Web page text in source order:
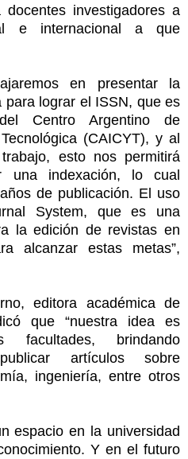
investigadores a
e internacional a que
en presentar la
para lograr el ISSN, que es
Centro Argentino de
(CAICYT), y al
esto nos permitirá
una indexación, lo cual
de publicación. El uso
System, que es una
la edición de revistas en
alcanzar estas metas”,
editora académica de
que “nuestra idea es
brindando
artículos sobre
ingeniería, entre otros
espacio en la universidad
Y en el futuro